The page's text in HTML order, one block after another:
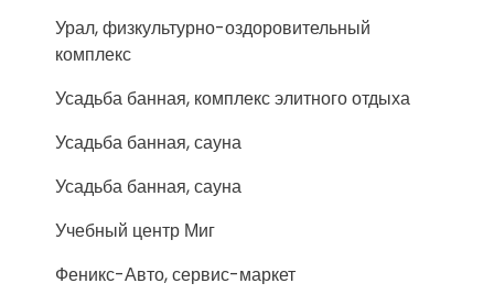
Урал, физкультурно-оздоровительный
комплекс
Усадьба банная, комплекс элитного отдыха
Усадьба банная, сауна
Усадьба банная, сауна
Учебный центр Миг
Феникс-Авто, сервис-маркет